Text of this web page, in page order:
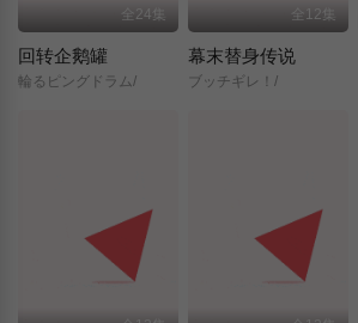
全24集
回转企鹅罐
輪るピングドラム/
全12集
幕末替身传说
ブッチギレ！/